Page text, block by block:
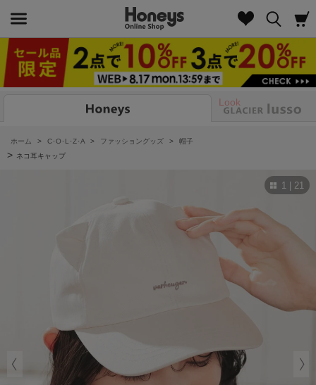
Look
ホーム > C･O･L･Z･A > ファッショングッズ > 帽子
> ネコ耳キャップ
1 | 21